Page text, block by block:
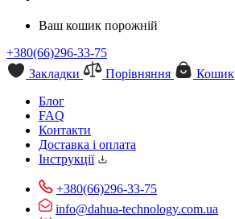
Ваш кошик порожній
+380(66)296-33-75
Закладки
Порівняння
Кошик
Блог
FAQ
Контакти
Доставка і оплата
Інструкції
+380(66)296-33-75
info@dahua-technology.com.ua